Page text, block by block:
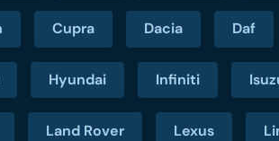
Cupra Dacia Daf
Hyundai Infiniti
Land Rover Lexus